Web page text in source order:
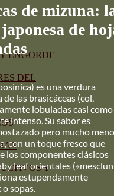
ENGORDE
DEL
Y
de mizuna:
de
es una verdura
las brasicáceas (col,
lobuladas casi como
intenso. Su sabor es
pero mucho
con un toque fresco que
los componentes clásicos
leaf orientales («mesclun
estupendamente
sopas.